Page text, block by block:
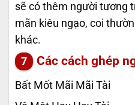
sẽ có thêm người tương
mãn kiêu ngạo, coi
khác.
Các cách ghép
Bất Mốt Mãi Mãi Tài